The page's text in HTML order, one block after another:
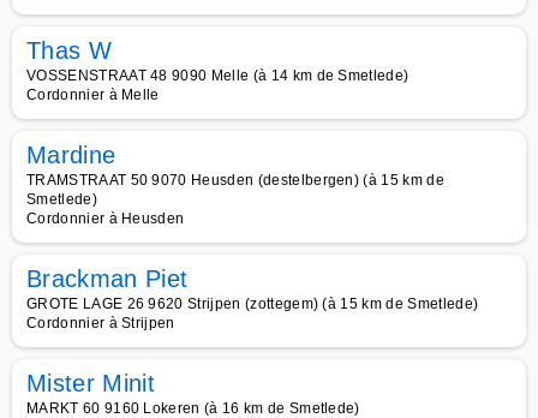
Thas W
VOSSENSTRAAT 48 9090 Melle (à 14 km de Smetlede)
Cordonnier à Melle
Mardine
TRAMSTRAAT 50 9070 Heusden (destelbergen) (à 15 km de
Smetlede)
Cordonnier à Heusden
Brackman Piet
GROTE LAGE 26 9620 Strijpen (zottegem) (à 15 km de Smetlede)
Cordonnier à Strijpen
Mister Minit
MARKT 60 9160 Lokeren (à 16 km de Smetlede)